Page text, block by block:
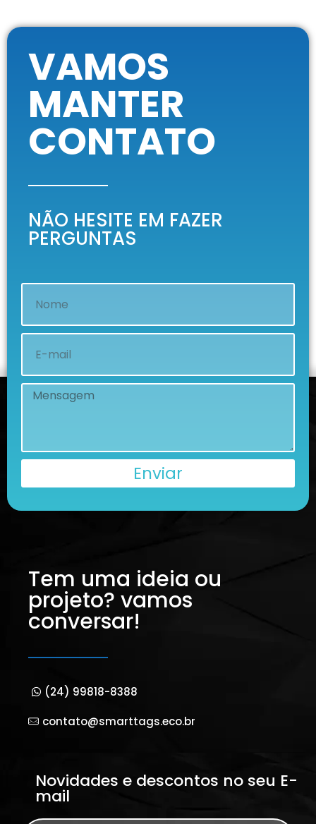
VAMOS
MANTER
CONTATO
NÃO HESITE EM FAZER
PERGUNTAS
Enviar
Tem uma ideia ou
projeto? vamos
conversar!
(24) 99818-8388
contato@smarttags.eco.br
Novidades e descontos no seu E-
mail